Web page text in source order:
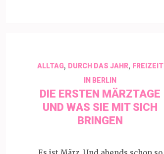
ALLTAG, DURCH DAS JAHR, FREIZEIT
IN BERLIN
DIE ERSTEN MÄRZTAGE
UND WAS SIE MIT SICH
BRINGEN